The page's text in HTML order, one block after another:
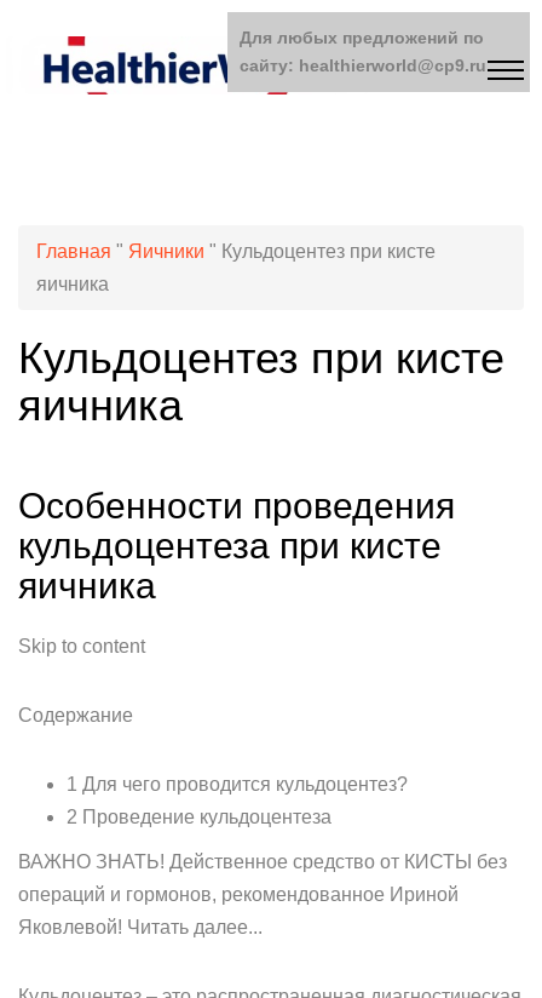
Главная " Яичники " Кульдоцентез при кисте
яичника
Кульдоцентез при кисте
яичника
Особенности проведения
кульдоцентеза при кисте
яичника
Skip to content
Содержание
1 Для чего проводится кульдоцентез?
2 Проведение кульдоцентеза
ВАЖНО ЗНАТЬ! Действенное средство от КИСТЫ без
операций и гормонов, рекомендованное Ириной
Яковлевой! Читать далее...
Для любых предложений по
сайту: healthierworld@cp9.ru